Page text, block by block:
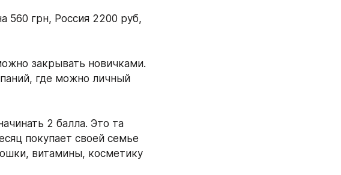
560 грн, Россия 2200 руб,
закрывать новичками.
где можно личный
2 балла. Это та
покупает своей семье
витамины, косметику